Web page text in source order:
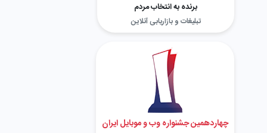
برنده به انتخاب مردم
تبلیغات و بازاریابی آنلاین
چهاردهمین جشنواره وب و موبایل ایران